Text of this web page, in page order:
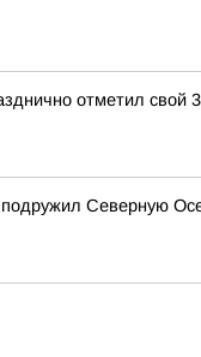
отметил свой
подружил Северную